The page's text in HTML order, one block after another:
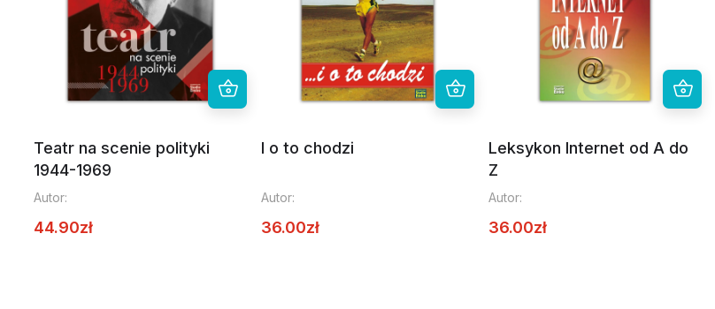
Teatr na scenie polityki
1944-1969
Autor:
44.90zł
I o to chodzi
Autor:
36.00zł
Leksykon Internet od A do
Z
Autor:
36.00zł